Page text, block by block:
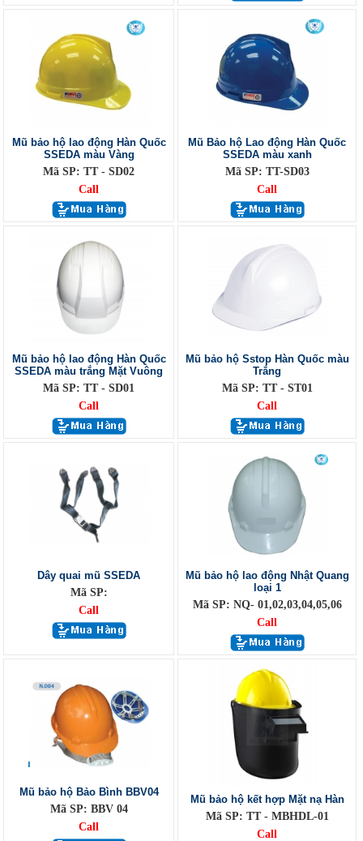
Mũ bảo hộ lao động Hàn Quốc
SSEDA màu Vàng
Mã SP: TT - SD02
Call
Mũ Bảo hộ Lao động Hàn Quốc
SSEDA màu xanh
Mã SP: TT-SD03
Call
Mũ bảo hộ lao động Hàn Quốc
SSEDA màu trắng Mặt Vuông
Mã SP: TT - SD01
Call
Mũ bảo hộ Sstop Hàn Quốc màu
Trắng
Mã SP: TT - ST01
Call
Dây quai mũ SSEDA
Mã SP:
Call
Mũ bảo hộ lao động Nhật Quang
loại 1
Mã SP: NQ- 01,02,03,04,05,06
Call
Mũ bảo hộ Bảo Bình BBV04
Mã SP: BBV 04
Call
Mũ bảo hộ kết hợp Mặt nạ Hàn
Mã SP: TT - MBHDL-01
Call